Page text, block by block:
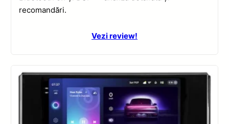
recomandări.
Vezi review!